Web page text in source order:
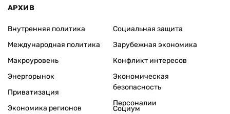
АРХИВ
Внутренняя политика
Международная политика
Макроуровень
Энергорынок
Приватизация
Экономика регионов
Социальная защита
Зарубежная экономика
Конфликт интересов
Экономическая
безопасность
Персоналии
Социум